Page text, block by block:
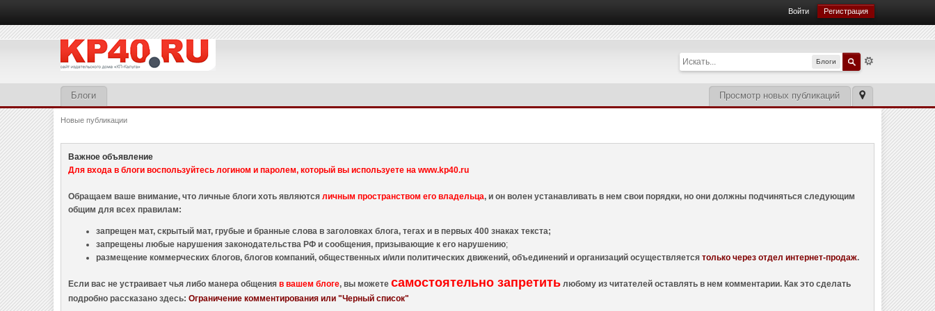
Войти Регистрация
Блоги
Просмотр новых публикаций
Блоги
Новые публикации
Важное объявление
Для входа в блоги воспользуйтесь логином и паролем, который вы используете на www.kp40.ru
Обращаем ваше внимание, что личные блоги хоть являютсяличным пространством его владельца, и он волен устанавливать в нем свои порядки, но они должны подчиняться следующим
общим для всех правилам:
запрещен мат, скрытый мат, грубые и бранные слова в заголовках блога, тегах и в первых 400 знаках текста;
запрещены любые нарушения законодательства РФ и сообщения, призывающие к его нарушению;
размещение коммерческих блогов, блогов компаний, общественных и/или политических движений, объединений и организаций осуществляетсятолько через отдел интернет-продаж.
Если вас не устраивает чья либо манера общенияв вашем блоге, вы можетесамостоятельно запретить любому из читателей оставлять в нем комментарии. Как это сделать
подробно рассказано здесь:Ограничение комментирования или "Черный список"